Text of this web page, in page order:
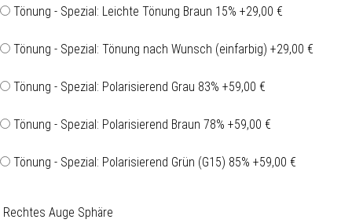
Tönung - Spezial: Leichte Tönung Braun 15% +29,00 €
Tönung - Spezial: Tönung nach Wunsch (einfarbig) +29,00 €
Tönung - Spezial: Polarisierend Grau 83% +59,00 €
Tönung - Spezial: Polarisierend Braun 78% +59,00 €
Tönung - Spezial: Polarisierend Grün (G15) 85% +59,00 €
Rechtes Auge Sphäre